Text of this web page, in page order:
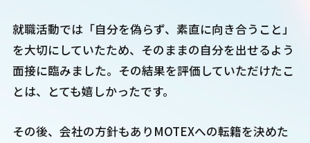
就職活動では「自分を偽らず、素直に向き合うこと」
を大切にしていたため、そのままの自分を出せるよう
面接に臨みました。その結果を評価していただけたこ
とは、とても嬉しかったです。
その後、会社の方針もありMOTEXへの転籍を決めた